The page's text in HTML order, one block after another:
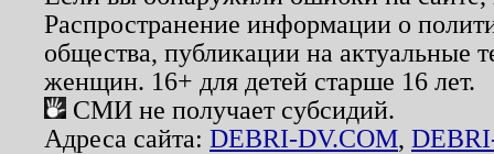
Распространение информации о
общества, публикации на актуальные
женщин. 16+ для детей старше 16 лет.
СМИ не получает субсидий.
Адреса сайта: DEBRI-DV.COM,